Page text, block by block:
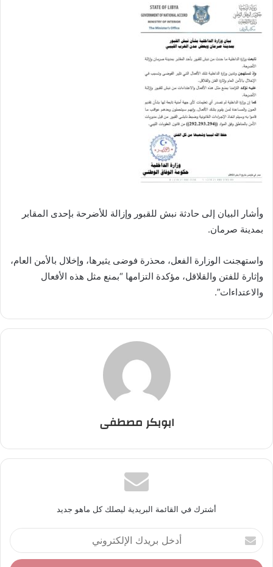
وأشار البيان إلى حادثة نبش للقبور وإزالة للأضرحة بإحدى المقابر
بمدينة صرمان.
واستهجنت الوزارة الفعل، محذرة فوضى يثيرها، وإخلال بالأمن العام،
وإثارة للفتن والقلاقل، مؤكدة التزامها “بمنع مثل هذه الأفعال
والاعتداءات”.
ابوبكر مصطفى
أشترك في القائمة البريدية ليصلك كل ماهو جديد
أ
د
خ